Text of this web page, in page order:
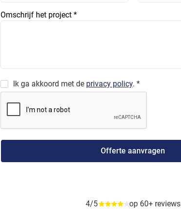
Omschrijf het project *
Ik ga akkoord met de privacy policy. *
4/5 op 60+ reviews